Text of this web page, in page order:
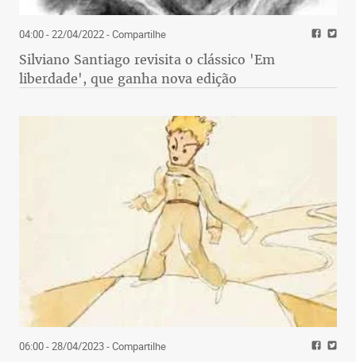
04:00 - 22/04/2022- Compartilhe
Silviano Santiago revisita o clássico 'Em
liberdade', que ganha nova edição
06:00 - 28/04/2023- Compartilhe